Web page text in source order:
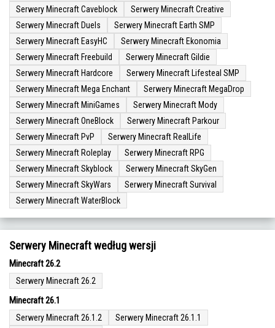
Serwery Minecraft Caveblock
Serwery Minecraft Creative
Serwery Minecraft Duels
Serwery Minecraft Earth SMP
Serwery Minecraft EasyHC
Serwery Minecraft Ekonomia
Serwery Minecraft Freebuild
Serwery Minecraft Gildie
Serwery Minecraft Hardcore
Serwery Minecraft Lifesteal SMP
Serwery Minecraft Mega Enchant
Serwery Minecraft MegaDrop
Serwery Minecraft MiniGames
Serwery Minecraft Mody
Serwery Minecraft OneBlock
Serwery Minecraft Parkour
Serwery Minecraft PvP
Serwery Minecraft RealLife
Serwery Minecraft Roleplay
Serwery Minecraft RPG
Serwery Minecraft Skyblock
Serwery Minecraft SkyGen
Serwery Minecraft SkyWars
Serwery Minecraft Survival
Serwery Minecraft WaterBlock
Serwery Minecraft według wersji
Minecraft 26.2
Serwery Minecraft 26.2
Minecraft 26.1
Serwery Minecraft 26.1.2
Serwery Minecraft 26.1.1